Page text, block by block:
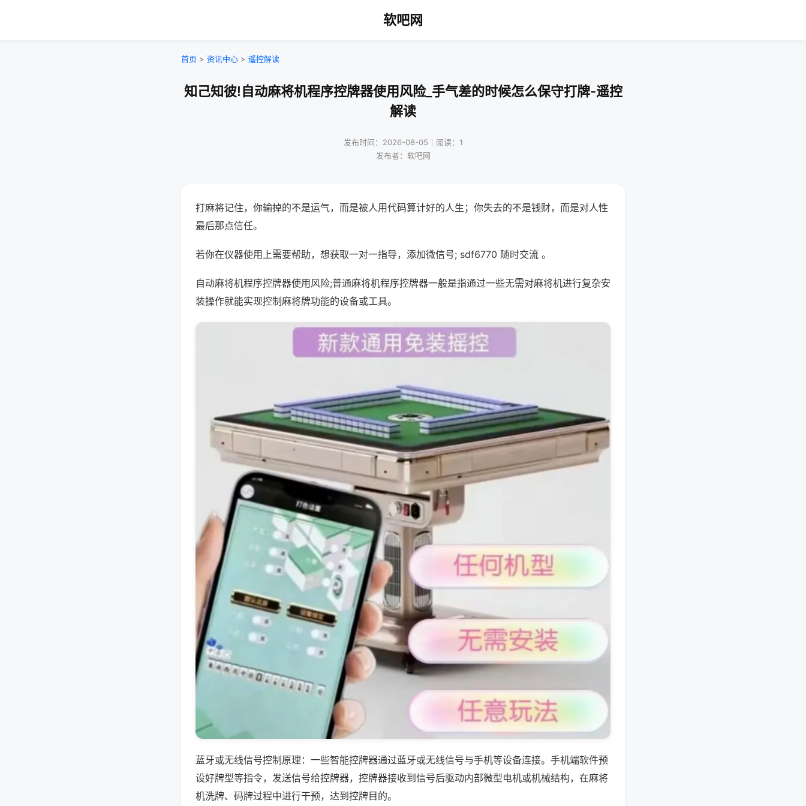
软吧网
首页 > 资讯中心 > 遥控解读
知己知彼!自动麻将机程序控牌器使用风险_手气差的时候怎么保守打牌-遥控
解读
发布时间：2026-08-05｜阅读：1
发布者：软吧网
打麻将记住，你输掉的不是运气，而是被人用代码算计好的人生；你失去的不是钱财，而是对人性
最后那点信任。
若你在仪器使用上需要帮助，想获取一对一指导，添加微信号; sdf6770 随时交流 。
自动麻将机程序控牌器使用风险;普通麻将机程序控牌器一般是指通过一些无需对麻将机进行复杂安
装操作就能实现控制麻将牌功能的设备或工具。
蓝牙或无线信号控制原理：一些智能控牌器通过蓝牙或无线信号与手机等设备连接。手机端软件预
设好牌型等指令，发送信号给控牌器，控牌器接收到信号后驱动内部微型电机或机械结构，在麻将
机洗牌、码牌过程中进行干预，达到控牌目的。